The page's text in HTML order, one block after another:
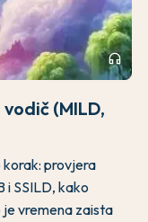
headphones
(MILD,
provjera
i SSILD, kako
je vremena zaista